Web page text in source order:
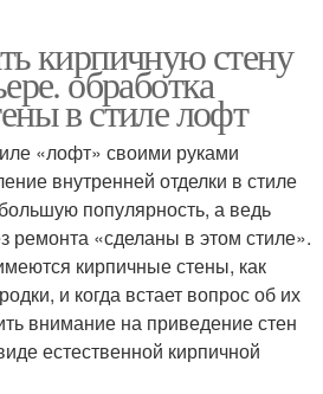
кирпичную стену
обработка
в стиле лофт
«лофт» своими руками
внутренней отделки в стиле
популярность, а ведь
ремонта «сделаны в этом стиле».
кирпичные стены, как
и когда встает вопрос об их
внимание на приведение стен
естественной кирпичной